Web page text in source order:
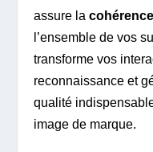
assure la
l’ensemble de vos
transforme vos
reconnaissance et
qualité
image de marque.